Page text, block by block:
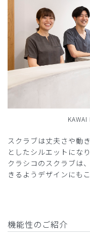
スクラブは丈夫さや動
としたシルエットにな
クラシコのスクラブは
きるようデザインにも
機能性のご紹介